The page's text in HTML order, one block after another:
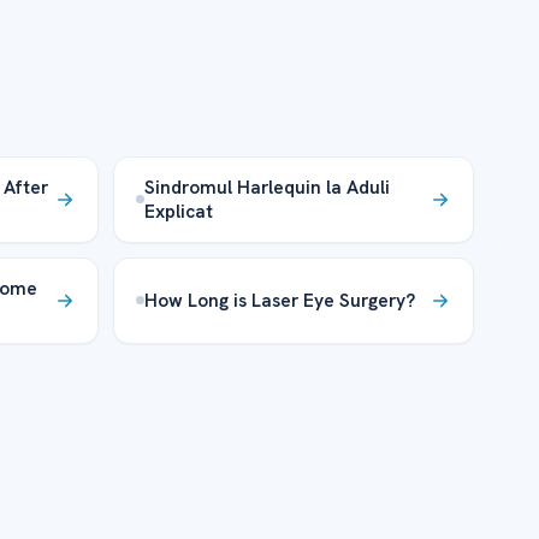
After
Sindromul Harlequin la Aduli
Explicat
How Long is Laser Eye Surgery?